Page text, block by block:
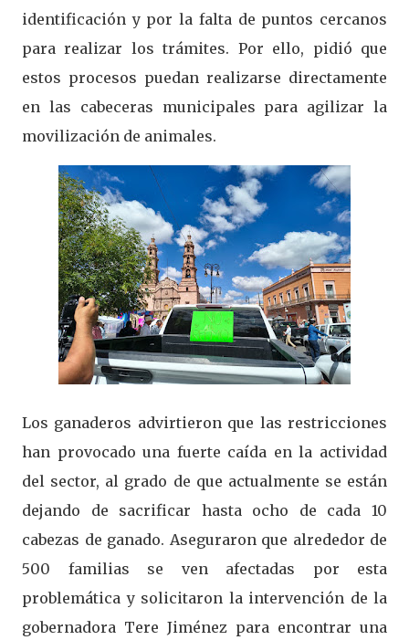
identificación y por la falta de puntos cercanos
para realizar los trámites. Por ello, pidió que
estos procesos puedan realizarse directamente
en las cabeceras municipales para agilizar la
movilización de animales.
Los ganaderos advirtieron que las restricciones
han provocado una fuerte caída en la actividad
del sector, al grado de que actualmente se están
dejando de sacrificar hasta ocho de cada 10
cabezas de ganado. Aseguraron que alrededor de
500 familias se ven afectadas por esta
problemática y solicitaron la intervención de la
gobernadora Tere Jiménez para encontrar una